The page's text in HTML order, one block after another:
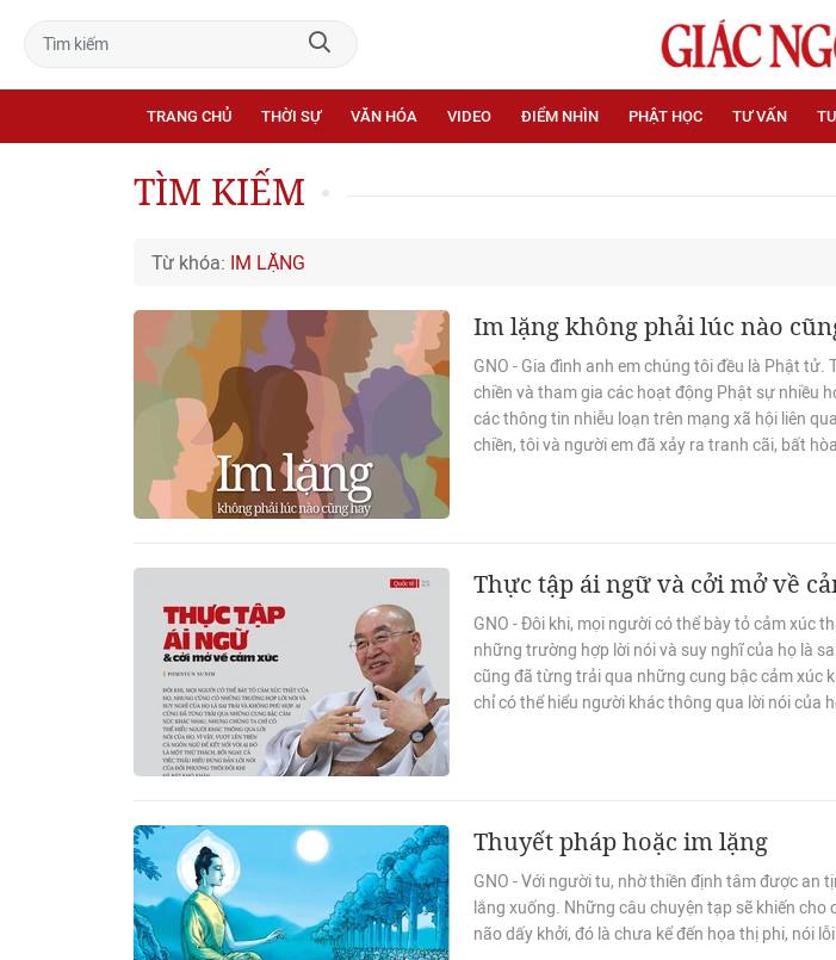
TRANG CHỦ THỜI SỰ VĂN HÓA VIDEO ĐIỂM NHÌN PHẬT HỌC TƯ VẤN
TÌM KIẾM
Từ khóa: IM LẶNG
Im lặng không phải lúc nào
GNO - Gia đình anh em chúng tôi đều là Phật tử.
chiền và tham gia các hoạt động Phật sự nhiều
các thông tin nhiễu loạn trên mạng xã hội liên
chiền, tôi và người em đã xảy ra tranh cãi, bất
Thực tập ái ngữ và cởi mở về
GNO - Đôi khi, mọi người có thể bày tỏ cảm xúc
những trường hợp lời nói và suy nghĩ của họ là
cũng đã từng trải qua những cung bậc cảm xúc
chỉ có thể hiểu người khác thông qua lời nói của
Thuyết pháp hoặc im lặng
GNO - Với người tu, nhờ thiền định tâm được an
lắng xuống. Những câu chuyện tạp sẽ khiến cho
não dấy khởi, đó là chưa kể đến họa thị phi, nói